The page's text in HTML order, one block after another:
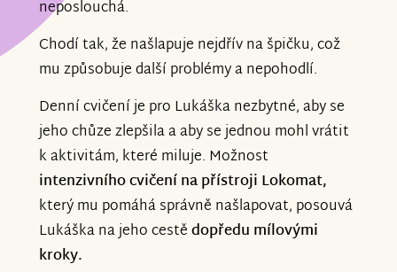
neposlouchá.
Chodí tak, že našlapuje nejdřív na špičku, což
mu způsobuje další problémy a nepohodlí.
Denní cvičení je pro Lukáška nezbytné, aby se
jeho chůze zlepšila a aby se jednou mohl vrátit
k aktivitám, které miluje. Možnost
intenzivního cvičení na přístroji Lokomat,
který mu pomáhá správně našlapovat, posouvá
Lukáška na jeho cestědopředu mílovými
kroky.